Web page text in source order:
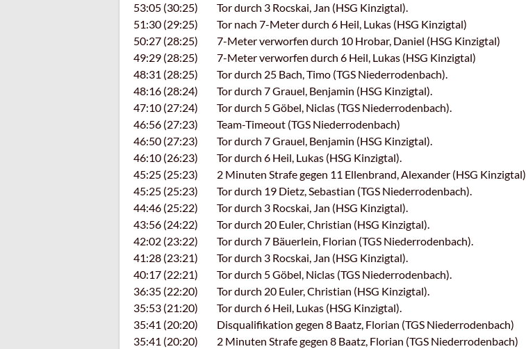
53:05 (30:25) Tor durch 3 Rocskai, Jan (HSG Kinzigtal).
51:30 (29:25) Tor nach 7-Meter durch 6 Heil, Lukas (HSG Kinzigtal)
50:27 (28:25) 7-Meter verworfen durch 10 Hrobar, Daniel (HSG Kinzigtal)
49:29 (28:25) 7-Meter verworfen durch 6 Heil, Lukas (HSG Kinzigtal)
48:31 (28:25) Tor durch 25 Bach, Timo (TGS Niederrodenbach).
48:16 (28:24) Tor durch 7 Grauel, Benjamin (HSG Kinzigtal).
47:10 (27:24) Tor durch 5 Göbel, Niclas (TGS Niederrodenbach).
46:56 (27:23) Team-Timeout (TGS Niederrodenbach)
46:50 (27:23) Tor durch 7 Grauel, Benjamin (HSG Kinzigtal).
46:10 (26:23) Tor durch 6 Heil, Lukas (HSG Kinzigtal).
45:25 (25:23) 2 Minuten Strafe gegen 11 Ellenbrand, Alexander (HSG Kinzigtal)
45:25 (25:23) Tor durch 19 Dietz, Sebastian (TGS Niederrodenbach).
44:46 (25:22) Tor durch 3 Rocskai, Jan (HSG Kinzigtal).
43:56 (24:22) Tor durch 20 Euler, Christian (HSG Kinzigtal).
42:02 (23:22) Tor durch 7 Bäuerlein, Florian (TGS Niederrodenbach).
41:28 (23:21) Tor durch 3 Rocskai, Jan (HSG Kinzigtal).
40:17 (22:21) Tor durch 5 Göbel, Niclas (TGS Niederrodenbach).
36:35 (22:20) Tor durch 20 Euler, Christian (HSG Kinzigtal).
35:53 (21:20) Tor durch 6 Heil, Lukas (HSG Kinzigtal).
35:41 (20:20) Disqualifikation gegen 8 Baatz, Florian (TGS Niederrodenbach)
35:41 (20:20) 2 Minuten Strafe gegen 8 Baatz, Florian (TGS Niederrodenbach)